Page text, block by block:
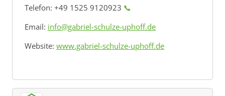
Telefon: +49 1525 9120923 📞
Email: info@gabriel-schulze-uphoff.de
Website: www.gabriel-schulze-uphoff.de